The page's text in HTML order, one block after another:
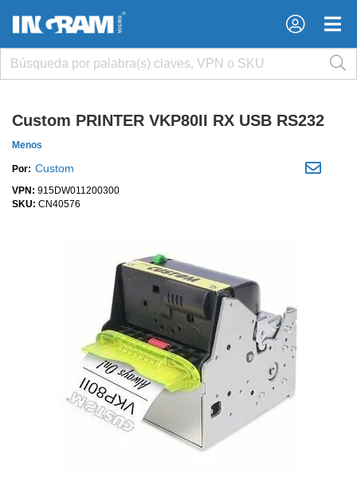
×
×
Custom PRINTER VKP80II RX USB RS232
Menos
Por: Custom
VPN: 915DW011200300
SKU: CN40576